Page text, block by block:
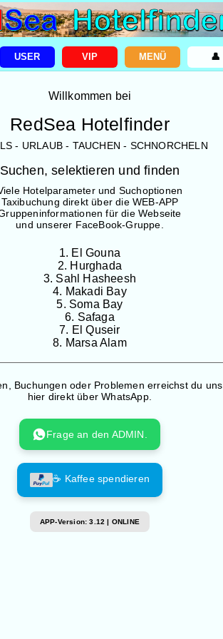
USER VIP MENÜ 👤
Willkommen bei
RedSea Hotelfinder
- URLAUB - TAUCHEN - SCHNORCHELN
Suchen, selektieren und finden
Hotelparameter und Suchoptionen
Taxibuchung direkt über die WEB-APP
für die Webseite
und unserer FaceBook-Gruppe.
1. El Gouna
2. Hurghada
3. Sahl Hasheesh
4. Makadi Bay
5. Soma Bay
6. Safaga
7. El Quseir
8. Marsa Alam
Buchungen oder Problemen erreichst du uns
hier direkt über WhatsApp.
Frage an den ADMIN.
☕ Kaffee spendieren
APP-Version: 3.12 | ONLINE